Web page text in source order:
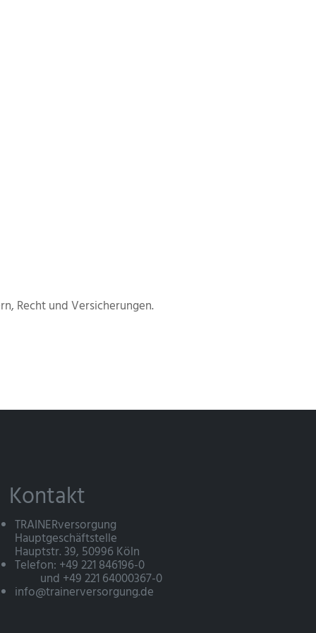
Recht und Versicherungen.
Kontakt
TRAINERversorgung
Hauptgeschäftstelle
Hauptstr. 39, 50996 Köln
Telefon: +49 221 846196-0
und +49 221 64000367-0
info@trainerversorgung.de